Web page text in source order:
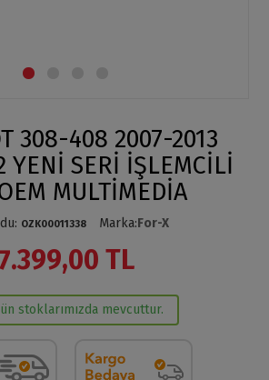
308-408 2007-2013
YENİ SERİ İŞLEMCİLİ
MULTİMEDİA
: OZK00011338 Marka:For-X
TL
stoklarımızda mevcuttur.